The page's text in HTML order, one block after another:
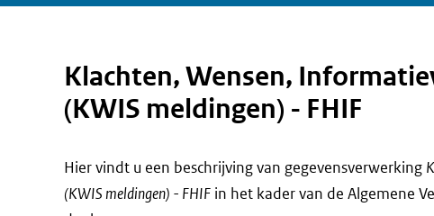
Klachten, Wensen,
(KWIS meldingen) - FHIF
Hier vindt u een beschrijving van gegevensverwerking
(KWIS meldingen) - FHIF in het kader van de Algemene